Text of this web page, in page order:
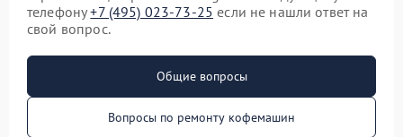
телефону+7 (495) 023-73-25 если не нашли ответ на
свой вопрос.
Общие вопросы
Вопросы по ремонту кофемашин